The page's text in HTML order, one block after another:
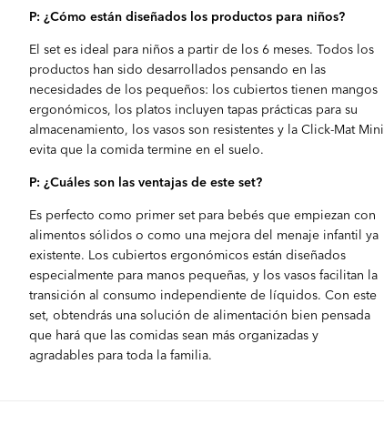
P: ¿Cómo están diseñados los productos para niños?
El set es ideal para niños a partir de los 6 meses. Todos los
productos han sido desarrollados pensando en las
necesidades de los pequeños: los cubiertos tienen mangos
ergonómicos, los platos incluyen tapas prácticas para su
almacenamiento, los vasos son resistentes y la Click-Mat Mini
evita que la comida termine en el suelo.
P: ¿Cuáles son las ventajas de este set?
Es perfecto como primer set para bebés que empiezan con
alimentos sólidos o como una mejora del menaje infantil ya
existente. Los cubiertos ergonómicos están diseñados
especialmente para manos pequeñas, y los vasos facilitan la
transición al consumo independiente de líquidos. Con este
set, obtendrás una solución de alimentación bien pensada
que hará que las comidas sean más organizadas y
agradables para toda la familia.